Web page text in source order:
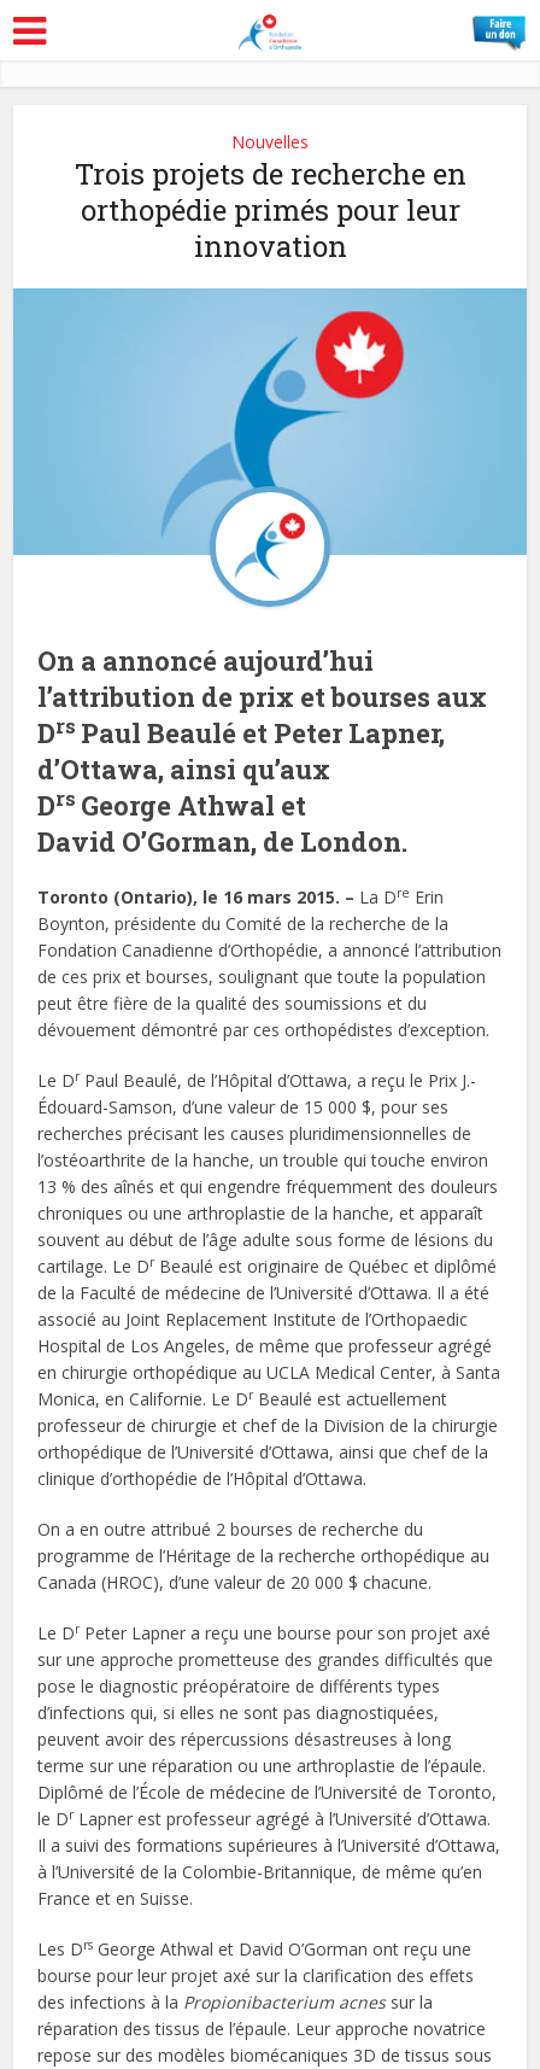
Nouvelles
Trois projets de recherche en
orthopédie primés pour leur
innovation
On a annoncé aujourd’hui
l’attribution de prix et bourses aux
Drs Paul Beaulé et Peter Lapner,
d’Ottawa, ainsi qu’aux
Drs George Athwal et
David O’Gorman, de London.
Toronto (Ontario), le 16 mars 2015. – La Dre Erin
Boynton, présidente du Comité de la recherche de la
Fondation Canadienne d’Orthopédie, a annoncé l’attribution
de ces prix et bourses, soulignant que toute la population
peut être fière de la qualité des soumissions et du
dévouement démontré par ces orthopédistes d’exception.
Le DrPaul Beaulé, de l’Hôpital d’Ottawa, a reçu le Prix J.-
Édouard-Samson, d’une valeur de 15 000 $, pour ses
recherches précisant les causes pluridimensionnelles de
l’ostéoarthrite de la hanche, un trouble qui touche environ
13 % des aînés et qui engendre fréquemment des douleurs
chroniques ou une arthroplastie de la hanche, et apparaît
souvent au début de l’âge adulte sous forme de lésions du
cartilage. Le DrBeaulé est originaire de Québec et diplômé
de la Faculté de médecine de l’Université d’Ottawa. Il a été
associé au Joint Replacement Institute de l’Orthopaedic
Hospital de Los Angeles, de même que professeur agrégé
en chirurgie orthopédique au UCLA Medical Center, à Santa
Monica, en Californie. Le DrBeaulé est actuellement
professeur de chirurgie et chef de la Division de la chirurgie
orthopédique de l’Université d’Ottawa, ainsi que chef de la
clinique d’orthopédie de l’Hôpital d’Ottawa.
On a en outre attribué 2 bourses de recherche du
programme de l’Héritage de la recherche orthopédique au
Canada (HROC), d’une valeur de 20 000 $ chacune.
Le DrPeter Lapner a reçu une bourse pour son projet axé
sur une approche prometteuse des grandes difficultés que
pose le diagnostic préopératoire de différents types
d’infections qui, si elles ne sont pas diagnostiquées,
peuvent avoir des répercussions désastreuses à long
terme sur une réparation ou une arthroplastie de l’épaule.
Diplômé de l’École de médecine de l’Université de Toronto,
le DrLapner est professeur agrégé à l’Université d’Ottawa.
Il a suivi des formations supérieures à l’Université d’Ottawa,
à l’Université de la Colombie-Britannique, de même qu’en
France et en Suisse.
Les Drs George Athwal et David O’Gorman ont reçu une
bourse pour leur projet axé sur la clarification des effets
des infections à la Propionibacterium acnessur la
réparation des tissus de l’épaule. Leur approche novatrice
repose sur des modèles biomécaniques 3D de tissus sous